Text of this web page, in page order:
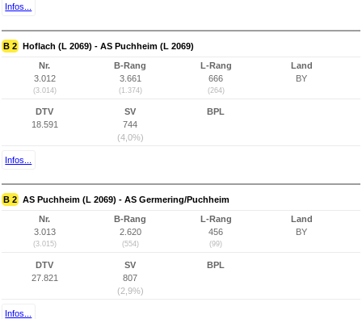
Infos...
B 2 Hoflach (L 2069) - AS Puchheim (L 2069)
Nr.
3.012
(3.014)
B-Rang
3.661
(1.374)
L-Rang
666
(264)
Land
BY
DTV
18.591
SV
744
(4,0%)
BPL
Infos...
B 2 AS Puchheim (L 2069) - AS Germering/Puchheim
Nr.
3.013
(3.015)
B-Rang
2.620
(554)
L-Rang
456
(99)
Land
BY
DTV
27.821
SV
807
(2,9%)
BPL
Infos...